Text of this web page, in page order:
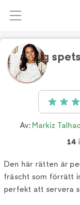
Krispig
Betyg: 4
Av: Markiz
14
Den här rätten är
fräscht som förrätt
perfekt att servera